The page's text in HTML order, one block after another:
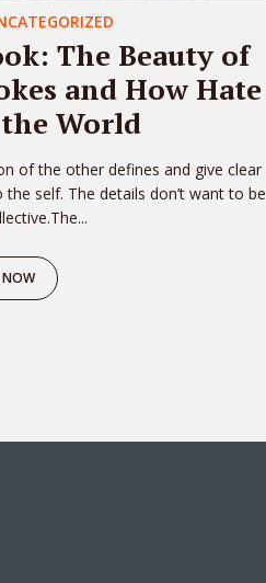
The Beauty of
and How Hate
World
of the other defines and give clear
the self. The details don’t want to be
NOW